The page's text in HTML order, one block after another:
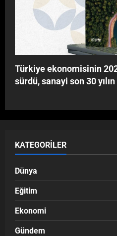
Türkiye ekonomisinin
sürdü, sanayi son 30
KATEGORILER
Dünya
Eğitim
Ekonomi
Gündem